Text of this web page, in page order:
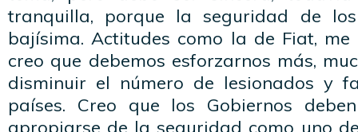
tranquilla, porque la seguridad de
bajísima. Actitudes como la de Fiat,
creo que debemos esforzarnos más,
disminuir el número de lesionados y
países. Creo que los Gobiernos
apropiarse de la seguridad como uno